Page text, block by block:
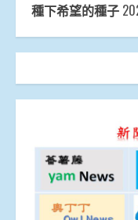
種下希望的種子